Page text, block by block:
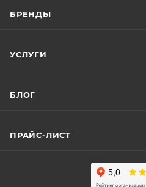
БРЕНДЫ
УСЛУГИ
БЛОГ
ПРАЙС-ЛИСТ